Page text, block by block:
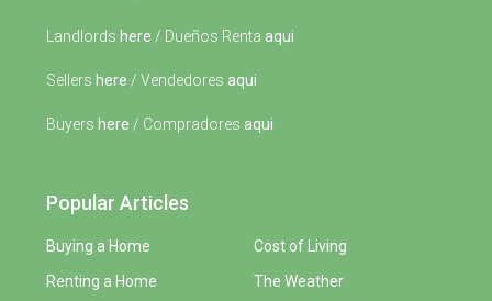
Landlords here / Dueños Renta aqui
Sellers here / Vendedores aqui
Buyers here / Compradores aqui
Popular Articles
Buying a Home
Renting a Home
Cost of Living
The Weather